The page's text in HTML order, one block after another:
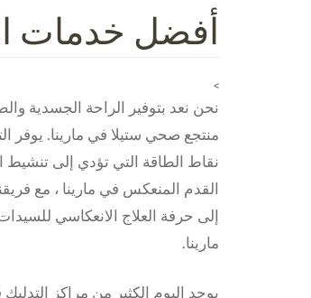
أفضل خدمات
>
نحن نعد بتوفير الراحة الجسدية
نقاط الطاقة التي تؤدي إلى
القدم المنعكس في مارينا ، مع
إلى حرفة العلاج الانعكاسي
مارينا.